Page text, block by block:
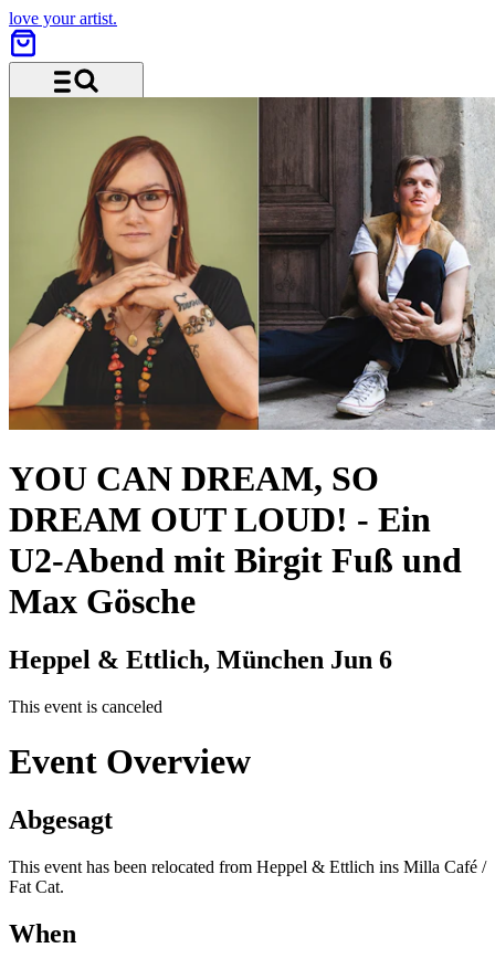
love your artist.
YOU CAN DREAM, SO
DREAM OUT LOUD! - Ein
U2-Abend mit Birgit Fuß und
Max Gösche
Heppel & Ettlich, München Jun 6
This event is canceled
Event Overview
Abgesagt
This event has been relocated from Heppel & Ettlich ins Milla Café /
Fat Cat.
When